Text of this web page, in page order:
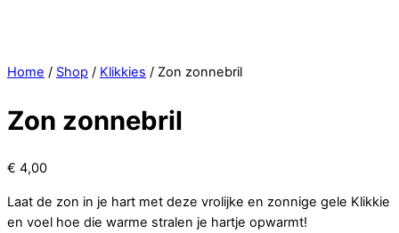
Home / Shop / Klikkies / Zon zonnebril
Zon zonnebril
€ 4,00
Laat de zon in je hart met deze vrolijke en zonnige gele Klikkie
en voel hoe die warme stralen je hartje opwarmt!